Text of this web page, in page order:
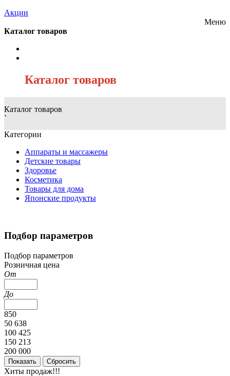
Акции
Меню
Каталог товаров
Каталог товаров
Каталог товаров
`
Категории
Аппараты и массажеры
Детские товары
Здоровье
Косметика
Товары для дома
Японские продукты
Подбор параметров
Подбор параметров
Розничная цена
От
До
850
50 638
100 425
150 213
200 000
Хиты продаж!!!